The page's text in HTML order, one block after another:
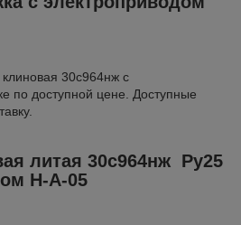
30с964нж с
по доступной цене. Доступные
литая 30с964нж Ру25
Н-А-05